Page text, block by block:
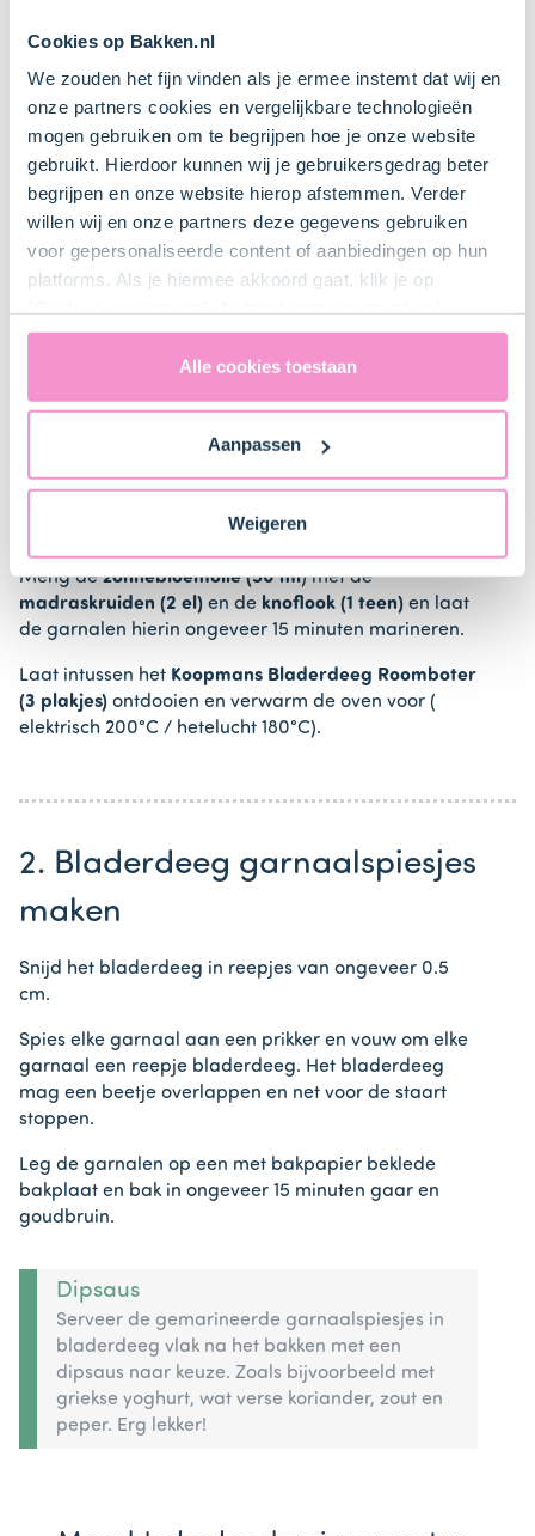
Cookies op Bakken.nl
We zouden het fijn vinden als je ermee instemt dat wij en
onze partners cookies en vergelijkbare technologieën
mogen gebruiken om te begrijpen hoe je onze website
gebruikt. Hierdoor kunnen wij je gebruikersgedrag beter
begrijpen en onze website hierop afstemmen. Verder
willen wij en onze partners deze gegevens gebruiken
voor gepersonaliseerde content of aanbiedingen op hun
platforms. Als je hiermee akkoord gaat, klik je op
uitdrukkelijk een eventuele gegevensoverdracht naar de
Verenigde Staten in de zin van artikel 49 AVG. Raadpleeg
ons
naar technology providers en partners in de Verenigde
Staten. Je kunt op elk moment van gedachten
Alle cookies toestaan
Aanpassen
Weigeren
Prikkers
Bestel gemakkelijk en snel je bakproducten
bij ons zusjeDeLeuksteTaartenshop.
Stappen
1. Voorbereiden
Laat degrote garnalen (20 stuks)indien nodig eerst
Meng dezonnebloemolie (50 ml) met de
madraskruiden (2 el) en de knoflook (1 teen) en laat
de garnalen hierin ongeveer 15 minuten marineren.
Laat intussen het Koopmans Bladerdeeg Roomboter
(3 plakjes) ontdooien en verwarm de oven voor (
elektrisch 200°C / hetelucht 180°C).
2. Bladerdeeg garnaalspiesjes
maken
Snijd het bladerdeeg in reepjes van ongeveer 0.5
cm.
Spies elke garnaal aan een prikker en vouw om elke
garnaal een reepje bladerdeeg. Het bladerdeeg
mag een beetje overlappen en net voor de staart
stoppen.
Leg de garnalen op een met bakpapier beklede
bakplaat en bak in ongeveer 15 minuten gaar en
goudbruin.
Dipsaus
Serveer de gemarineerde garnaalspiesjes in
bladerdeeg vlak na het bakken met een
dipsaus naar keuze. Zoals bijvoorbeeld met
griekse yoghurt, wat verse koriander, zout en
peper. Erg lekker!